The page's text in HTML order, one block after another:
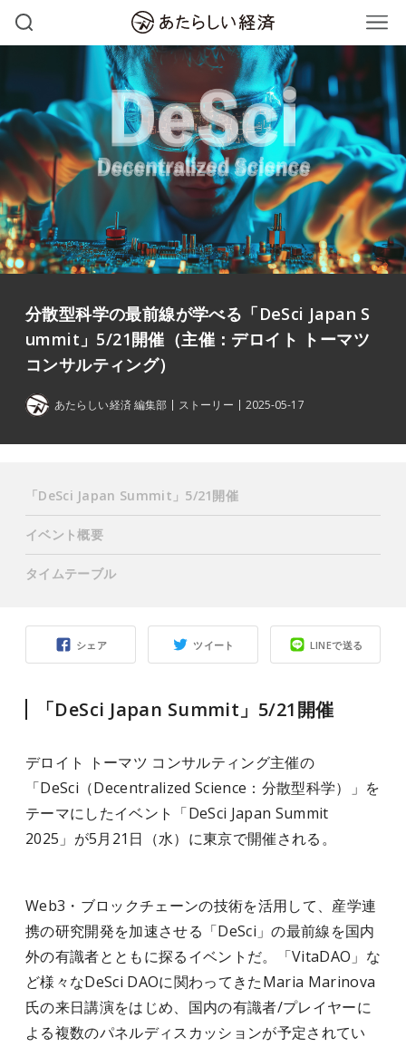
分散型科学の最前線が学べる「DeSci Japan S
ummit」5/21開催（主催：デロイト トーマツ
コンサルティング）
あたらしい経済 編集部 ストーリー 2025-05-17
シェア ツイート LINEで送る
「DeSci Japan Summit」5/21開催
デロイト トーマツ コンサルティング主催の
「DeSci（Decentralized Science：分散型科学）」を
テーマにしたイベント「DeSci Japan Summit
2025」が5月21日（水）に東京で開催される。
Web3・ブロックチェーンの技術を活用して、産学連
携の研究開発を加速させる「DeSci」の最前線を国内
外の有識者とともに探るイベントだ。「VitaDAO」な
ど様々なDeSci DAOに関わってきたMaria Marinova
氏の来日講演をはじめ、国内の有識者/プレイヤーに
よる複数のパネルディスカッションが予定されてい
「DeSci Japan Summit」5/21開催
イベント概要
タイムテーブル